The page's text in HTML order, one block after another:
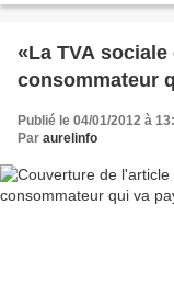
«La TVA
consommateur
Publié le 04/01/2012 à
Par aurelinfo